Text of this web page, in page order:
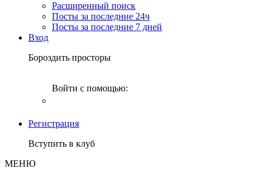
Расширенный поиск
Посты за последние 24ч
Посты за последние 7 дней
Вход
Бороздить просторы
Войти с помощью:
Регистрация
Вступить в клуб
МЕНЮ